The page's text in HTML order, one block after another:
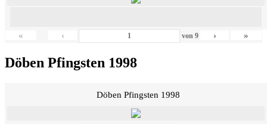
« ‹ von9 › »
Döben Pfingsten 1998
Döben Pfingsten 1998